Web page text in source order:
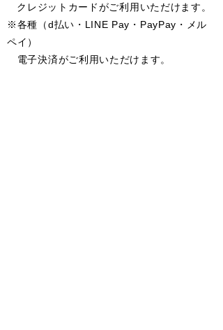
クレジットカードがご利用いただけます。
※各種（d払い・LINE Pay・PayPay・メル
ペイ）
​ 電子決済がご利用いただけます。